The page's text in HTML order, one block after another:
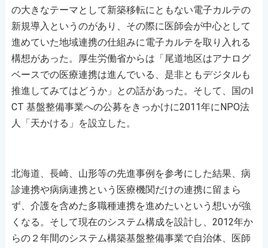
の大きなテーマとして新築移転にともない電子カルテの
新規導入というのがあり、その際に医師会が中心として
進めていた地域連携の仕組みに電子カルテを取り入れる
構想があった。厚生労働省からは「尾道地区はアナログ
ベースでの医療連携は進んでいる、是非ともデジタルも
推進してみてはどうか」との話があった。そして、国のI
CT 基盤整備事業への公募をきっかけに2011年にNPO法
人「天かける」を設立した。
北海道、長崎、山形等の先進事例を参考にした結果、病
診連携や病病連携という医療機関だけの連携に留まら
ず、介護を含めた多職種連携を進めたいという想いが強
くなる。そして現在のシステム構成を設計し、2012年か
らの２年間のシステム構築基盤整備事業で自治体、医師